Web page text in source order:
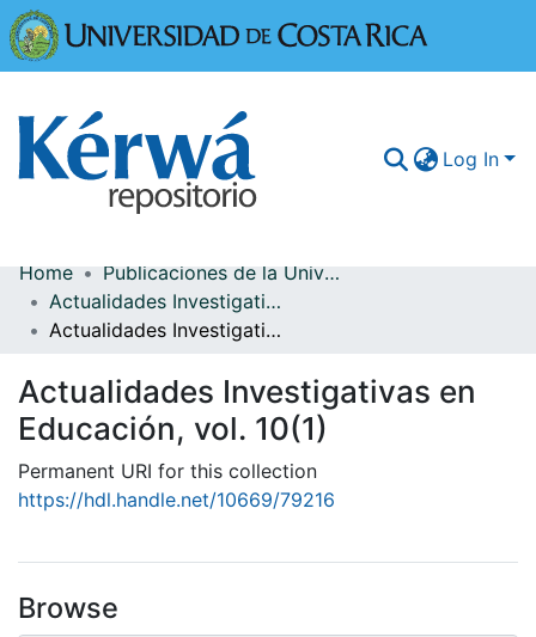
Log In
Communities & Collections
More Information
Browse Kérwá
Statistics
Home
Publicaciones de la Universidad de Costa Rica
Actualidades Investigativas en Educación
Actualidades Investigativas en Educación, vol. 10(1)
Actualidades Investigativas en
Educación, vol. 10(1)
Permanent URI for this collection
https://hdl.handle.net/10669/79216
Browse